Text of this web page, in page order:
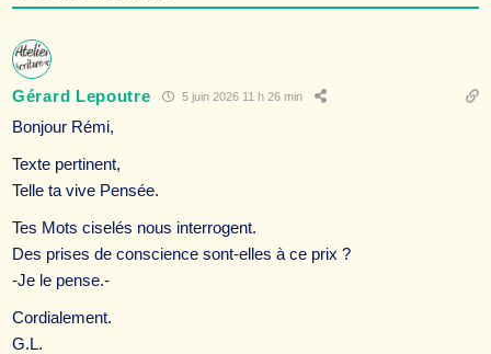
Gérard Lepoutre 5 juin 2026 11 h 26 min
Bonjour Rémi,
Texte pertinent,
Telle ta vive Pensée.
Tes Mots ciselés nous interrogent.
Des prises de conscience sont-elles à ce prix ?
-Je le pense.-
Cordialement.
G.L.